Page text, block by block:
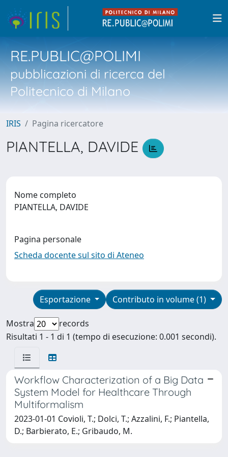
RE.PUBLIC@POLIMI
pubblicazioni di ricerca del
Politecnico di Milano
IRIS Pagina ricercatore
PIANTELLA, DAVIDE
Nome completo
PIANTELLA, DAVIDE
Pagina personale
Scheda docente sul sito di Ateneo
Contributo in volume (1)
Esportazione
Mostra
records
Risultati 1 - 1 di 1 (tempo di esecuzione: 0.001 secondi).
Workflow Characterization of a Big Data
System Model for Healthcare Through
Multiformalism
2023-01-01 Covioli, T.; Dolci, T.; Azzalini, F.; Piantella,
D.; Barbierato, E.; Gribaudo, M.